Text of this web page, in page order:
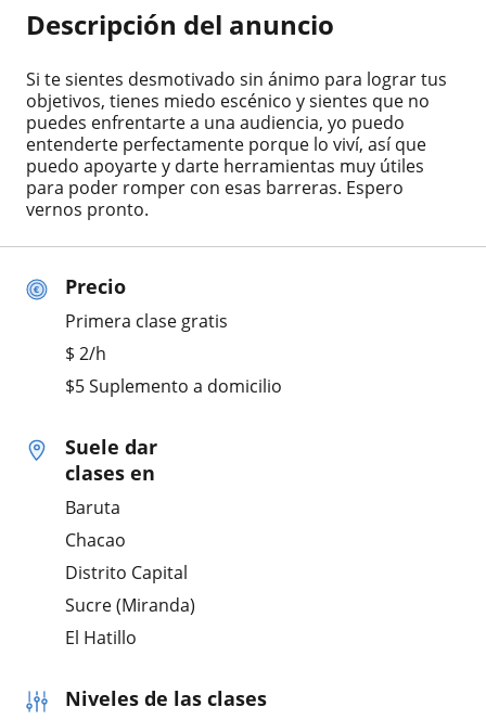
Precio
Primera clase gratis
$ 2/h
$5 Suplemento a domicilio
Suele dar
clases en
Baruta
Chacao
Distrito Capital
Sucre (Miranda)
El Hatillo
Niveles de las clases
Descripción del anuncio
Si te sientes desmotivado sin ánimo para lograr tus
objetivos, tienes miedo escénico y sientes que no
puedes enfrentarte a una audiencia, yo puedo
entenderte perfectamente porque lo viví, así que
puedo apoyarte y darte herramientas muy útiles
para poder romper con esas barreras. Espero
vernos pronto.